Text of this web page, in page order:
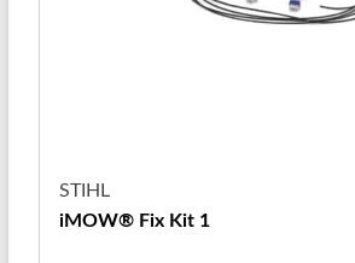
STIHL
iMOW® Fix Kit 1